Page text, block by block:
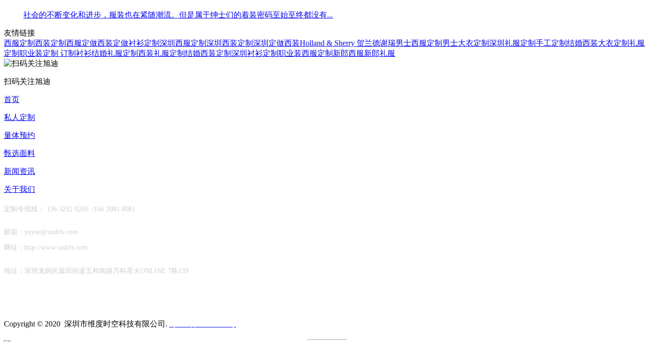
社会的不断变化和进步，服装也在紧随潮流。但是属于绅士们的着装密码至始至终都没有...
友情链接
西服定制 西装定制 西服定做西装定做衬衫定制 深圳西服定制 深圳西装定制 深圳定做西装Holland & Sherry 贺兰德谢瑞男士西服定制 男士大衣定制 深圳礼服定制 手工定制 结婚西装大衣定制 礼服
定制 职业装定制 订制衬衫结婚礼服定制 西装礼服定制 结婚西装定制 深圳衬衫定制 职业装西服定制 新郎西服新郎礼服
扫码关注旭迪
首页
私人定制
量体预约
甄选面料
新闻资讯
关于我们
定制专线线： 136 3292 0260 /166 2081 8081
邮箱：yuyue@xudifs.com
网址：http://www.xudifs.com
地址： 深圳龙岗区坂田街道五和南路万科星火ONLINE 7栋139
Copyright © 2020 深圳市维度时空科技有限公司 .